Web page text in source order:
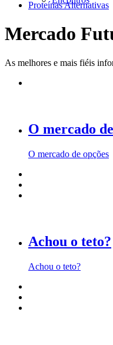
Proteínas Alternativas
Mercado
As melhores e mais fiéis
O mercado
O mercado de opções
Achou o teto?
Achou o teto?